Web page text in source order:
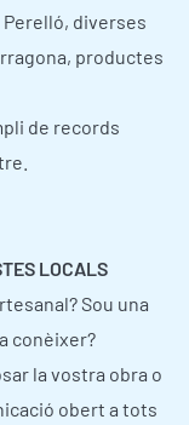
diverses
productes
de records
LOCALS
Sou una
conèixer?
la vostra obra o
obert a tots